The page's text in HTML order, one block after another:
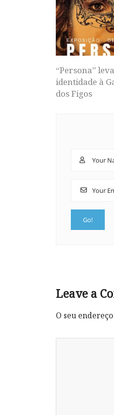
“Persona”
identidade à
dos Figos
Leave a
O seu